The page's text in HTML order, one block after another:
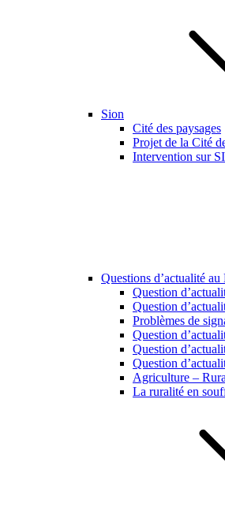
Sion
Cité des paysages
Projet de la Cité
Intervention sur
Questions d’actualité au
Question
Question
Problèmes de
Question
Question
Question
Agriculture –
La ruralité en